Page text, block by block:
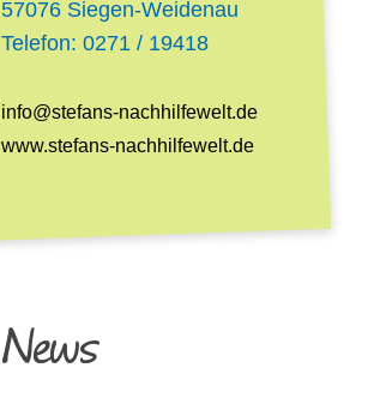
57076 Siegen-Weidenau
Telefon:0271 / 19418
info@stefans-nachhilfewelt.de
www.stefans-nachhilfewelt.de
News